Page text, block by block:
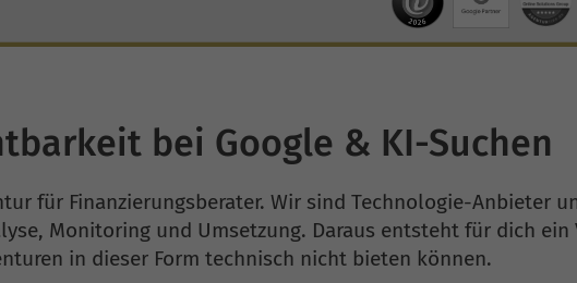
bei Google & KI-Suchen
für Finanzierungsberater. Wir sind Technologie-Anbieter
Monitoring und Umsetzung. Daraus entsteht für dich ein
in dieser Form technisch nicht bieten können.